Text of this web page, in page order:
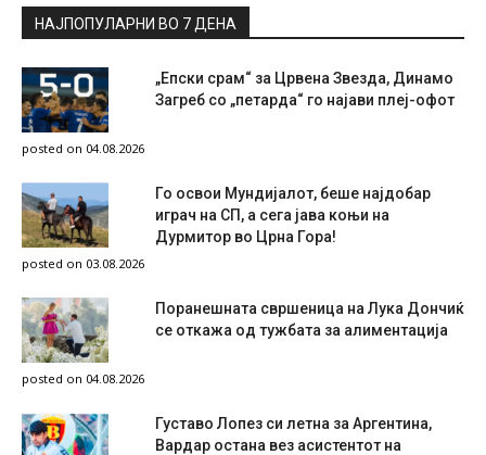
НАЈПОПУЛАРНИ ВО 7 ДЕНА
„Епски срам“ за Црвена Звезда, Динамо
Загреб со „петарда“ го најави плеј-офот
posted on 04.08.2026
Го освои Мундијалот, беше најдобар
играч на СП, а сега јава коњи на
Дурмитор во Црна Гора!
posted on 03.08.2026
Поранешната свршеница на Лука Дончиќ
се откажа од тужбата за алиментација
posted on 04.08.2026
Густаво Лопез си летна за Аргентина,
Вардар остана вез асистентот на